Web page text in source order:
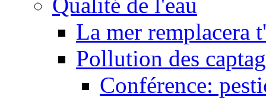
Qualité de l'eau
La mer remplacera
Pollution des
Conférence: